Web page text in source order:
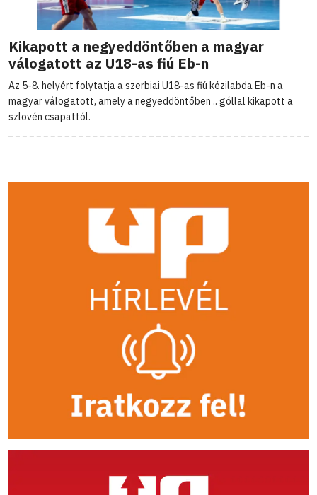
Kikapott a negyeddöntőben a magyar
válogatott az U18-as fiú Eb-n
Az 5-8. helyért folytatja a szerbiai U18-as fiú kézilabda Eb-n a
magyar válogatott, amely a negyeddöntőben .. góllal kikapott a
szlovén csapattól.